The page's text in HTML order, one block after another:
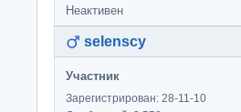
Неактивен
selenscy
Участник
Зарегистрирован: 28-11-10